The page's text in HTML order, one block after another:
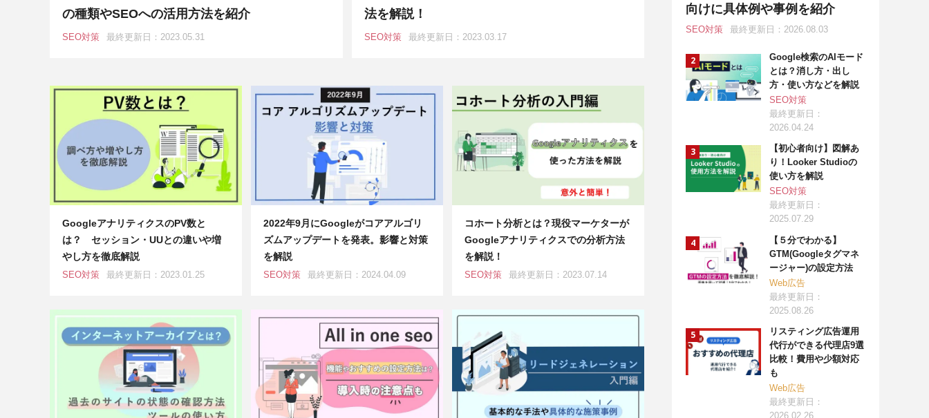
の種類やSEOへの活用方法を紹介
SEO対策 最終更新日：2023.05.31
法を解説！
SEO対策 最終更新日：2023.03.17
GoogleアナリティクスのPV数と
は？ セッション・UUとの違いや増
やし方を徹底解説
SEO対策 最終更新日：2023.01.25
2022年9月にGoogleがコアアルゴリ
ズムアップデートを発表。影響と対策
を解説
SEO対策 最終更新日：2024.04.09
コホート分析とは？現役マーケターが
Googleアナリティクスでの分析方法
を解説！
SEO対策 最終更新日：2023.07.14
向けに具体例や事例を紹介
SEO対策 最終更新日：2026.08.03
Google検索のAIモード
とは？消し方・出し
方・使い方などを解説
SEO対策
最終更新日：
2026.04.24
【初心者向け】図解あ
り！Looker Studioの
使い方を解説
SEO対策
最終更新日：
2025.07.29
【５分でわかる】
GTM(Googleタグマネ
ージャー)の設定方法
Web広告
最終更新日：
2025.08.26
リスティング広告運用
代行ができる代理店9選
比較！費用や少額対応
も
Web広告
最終更新日：
2026.02.26